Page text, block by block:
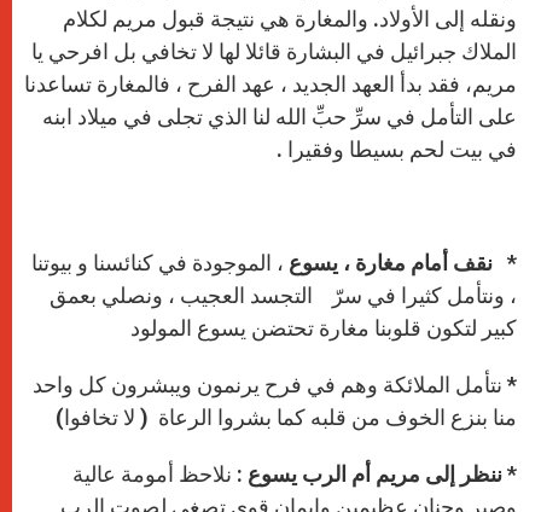
ونقله إلى الأولاد. والمغارة هي نتيجة قبول مريم لكلام
الملاك جبرائيل في البشارة قائلا لها لا تخافي بل افرحي يا
مريم، فقد بدأ العهد الجديد ، عهد الفرح ، فالمغارة تساعدنا
على التأمل في سرِّ حبِّ الله لنا الذي تجلى في ميلاد ابنه
في بيت لحم بسيطا وفقيرا .
* نقف أمام مغارة ، يسوع ، الموجودة في كنائسنا و بيوتنا
، ونتأمل كثيرا في سرّ التجسد العجيب ، ونصلي بعمق
كبير لتكون قلوبنا مغارة تحتضن يسوع المولود
* نتأمل الملائكة وهم في فرح يرنمون ويبشرون كل واحد
منا بنزع الخوف من قلبه كما بشروا الرعاة ( لا تخافوا)
*ننظر إلى مريم أم الرب يسوع : نلاحظ أمومة عالية
وصبر وحنان عظيمين وإيمان قوي تصغي لصوت الرب